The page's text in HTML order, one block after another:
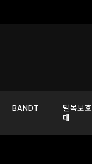
BANDT
발목보호
대